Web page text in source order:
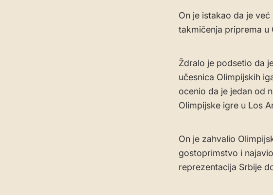
On je istakao da je
takmičenja priprema u
Ždralo je podsetio da
učesnica Olimpijskih
ocenio da je jedan od
Olimpijske igre u Los
On je zahvalio
gostoprimstvo i
reprezentacija Srbije